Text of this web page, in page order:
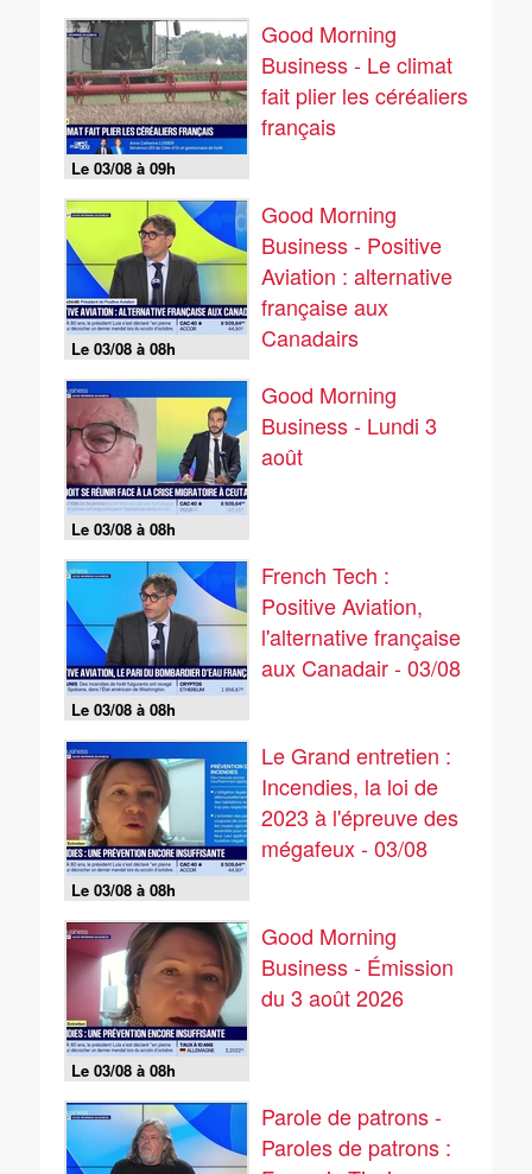
Le 03/08 à 09h
Good Morning
Business - Le climat
fait plier les céréaliers
français
Le 03/08 à 08h
Good Morning
Business - Positive
Aviation : alternative
française aux
Canadairs
Le 03/08 à 08h
Good Morning
Business - Lundi 3
août
Le 03/08 à 08h
French Tech :
Positive Aviation,
l'alternative française
aux Canadair - 03/08
Le 03/08 à 08h
Le Grand entretien :
Incendies, la loi de
2023 à l'épreuve des
mégafeux - 03/08
Le 03/08 à 08h
Good Morning
Business - Émission
du 3 août 2026
Parole de patrons -
Paroles de patrons :